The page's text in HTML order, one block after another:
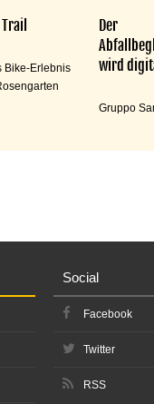
Bike-Erlebnis
Der
wird
Gruppo
Social
Facebook
Twitter
RSS